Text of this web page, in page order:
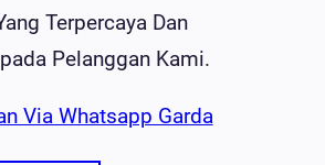
Terpercaya Dan
Pelanggan Kami.